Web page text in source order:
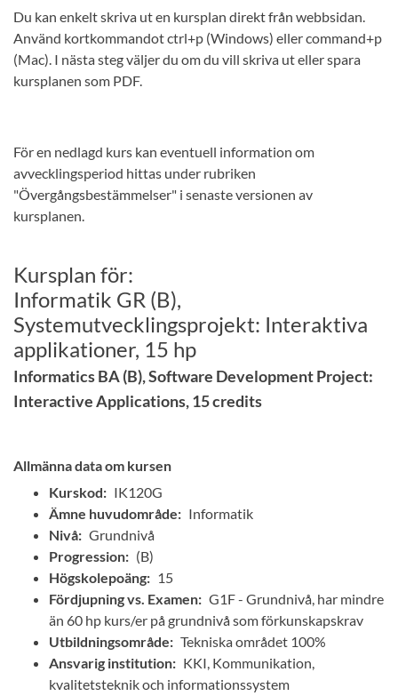
Du kan enkelt skriva ut en kursplan direkt från webbsidan.
Använd kortkommandot ctrl+p (Windows) eller command+p
(Mac). I nästa steg väljer du om du vill skriva ut eller spara
kursplanen som PDF.
För en nedlagd kurs kan eventuell information om
avvecklingsperiod hittas under rubriken
"Övergångsbestämmelser" i senaste versionen av
kursplanen.
Kursplan för:
Informatik GR (B),
Systemutvecklingsprojekt: Interaktiva
applikationer, 15 hp
Informatics BA (B), Software Development Project:
Interactive Applications, 15 credits
Allmänna data om kursen
Kurskod: IK120G
Ämne huvudområde: Informatik
Nivå: Grundnivå
Progression: (B)
Högskolepoäng: 15
Fördjupning vs. Examen: G1F - Grundnivå, har mindre
än 60 hp kurs/er på grundnivå som förkunskapskrav
Utbildningsområde: Tekniska området 100%
Ansvarig institution: KKI, Kommunikation,
kvalitetsteknik och informationssystem